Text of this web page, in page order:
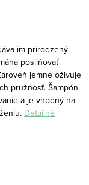
im prirodzený
posilňovať
jemne oživuje
pružnosť. Šampón
a je vhodný na
Detailné